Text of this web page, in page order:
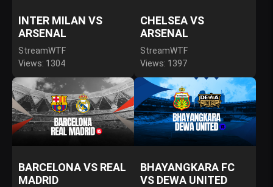
INTER MILAN VS
ARSENAL
StreamWTF
Views: 1304
CHELSEA VS
ARSENAL
StreamWTF
Views: 1397
BARCELONA VS REAL
MADRID
BHAYANGKARA FC
VS DEWA UNITED